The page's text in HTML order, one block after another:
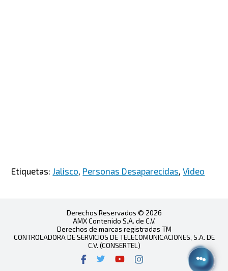
Etiquetas: Jalisco, Personas Desaparecidas,Video
Derechos Reservados © 2026
AMX Contenido S.A. de C.V.
Derechos de marcas registradas TM
CONTROLADORA DE SERVICIOS DE TELECOMUNICACIONES, S.A. DE
C.V. (CONSERTEL)